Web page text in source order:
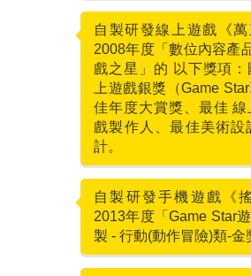
自製研發線上遊戲《
2008年度「數位內容產
戲之星」的 以下獎項
上遊戲銀獎（Game
佳年度大賞獎、最佳
戲製作人、最佳美術設
計。
自製研發手機遊戲《
2013年度「Game Star
製 - 行動(動作冒險)類-金